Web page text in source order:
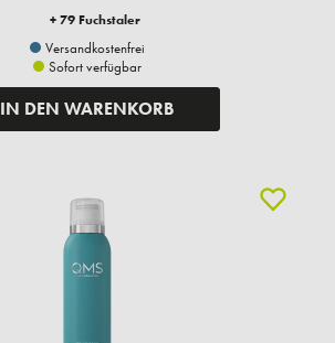
+ 79 Fuchstaler
Versandkostenfrei
Sofort verfügbar
IN DEN WARENKORB